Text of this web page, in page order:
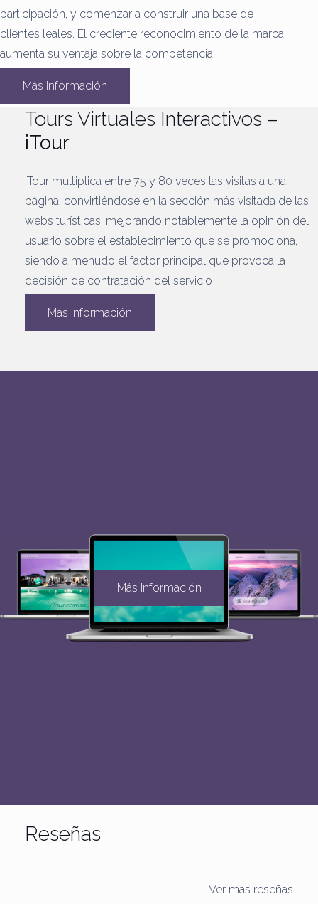
participación, y comenzar a construir una base de
clientes leales. El creciente reconocimiento de la marca
aumenta su ventaja sobre la competencia.
Más Información
Tours Virtuales Interactivos –
iTour
iTour multiplica entre 75 y 80 veces las visitas a una
página, convirtiéndose en la sección más visitada de las
webs turísticas, mejorando notablemente la opinión del
usuario sobre el establecimiento que se promociona,
siendo a menudo el factor principal que provoca la
decisión de contratación del servicio
Más Información
Más Información
Reseñas
Ver mas reseñas